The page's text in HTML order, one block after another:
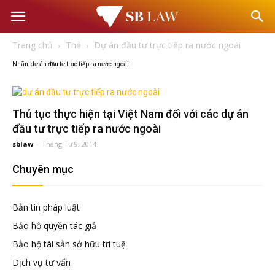
Văn
Luật
vấn
Trang chủ Thẻ Dự án đầu tư trực tiếp ra nước ngoài
Nhãn: dự án đầu tư trực tiếp ra nước ngoài
Thủ tục thực hiện tại Việt Nam đối với các dự án
đầu tư trực tiếp ra nước ngoài
sblaw - Tháng Tư 9, 2014
Chuyên mục
Bản tin pháp luật
Bảo hộ quyền tác giả
Bảo hộ tài sản sở hữu trí tuệ
Dịch vụ tư vấn